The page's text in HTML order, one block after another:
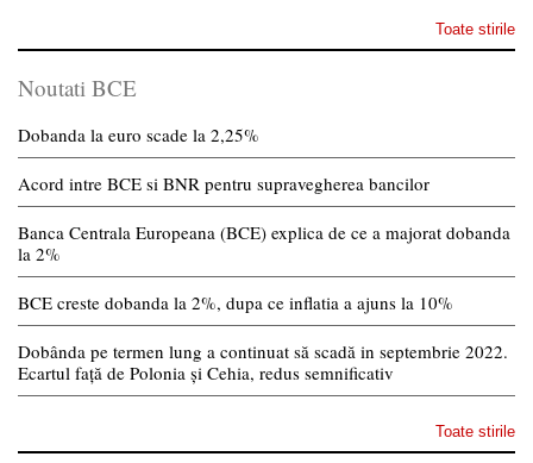
Toate stirile
Noutati BCE
Dobanda la euro scade la 2,25%
Acord intre BCE si BNR pentru supravegherea bancilor
Banca Centrala Europeana (BCE) explica de ce a majorat dobanda
la 2%
BCE creste dobanda la 2%, dupa ce inflatia a ajuns la 10%
Dobânda pe termen lung a continuat să scadă in septembrie 2022.
Ecartul față de Polonia și Cehia, redus semnificativ
Toate stirile